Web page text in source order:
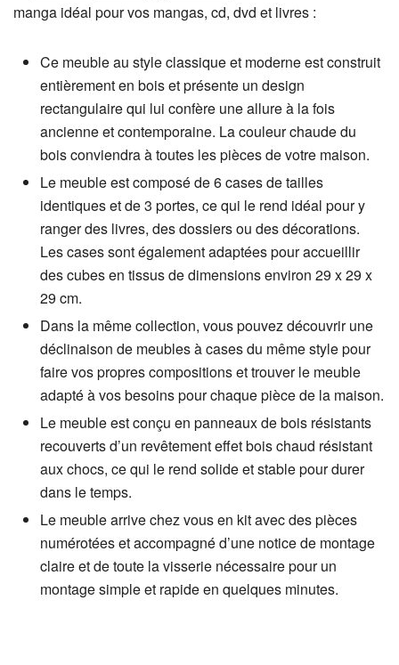
manga idéal pour vos mangas, cd, dvd et livres :
Ce meuble au style classique et moderne est construit
entièrement en bois et présente un design
rectangulaire qui lui confère une allure à la fois
ancienne et contemporaine. La couleur chaude du
bois conviendra à toutes les pièces de votre maison.
Le meuble est composé de 6 cases de tailles
identiques et de 3 portes, ce qui le rend idéal pour y
ranger des livres, des dossiers ou des décorations.
Les cases sont également adaptées pour accueillir
des cubes en tissus de dimensions environ 29 x 29 x
29 cm.
Dans la même collection, vous pouvez découvrir une
déclinaison de meubles à cases du même style pour
faire vos propres compositions et trouver le meuble
adapté à vos besoins pour chaque pièce de la maison.
Le meuble est conçu en panneaux de bois résistants
recouverts d’un revêtement effet bois chaud résistant
aux chocs, ce qui le rend solide et stable pour durer
dans le temps.
Le meuble arrive chez vous en kit avec des pièces
numérotées et accompagné d’une notice de montage
claire et de toute la visserie nécessaire pour un
montage simple et rapide en quelques minutes.